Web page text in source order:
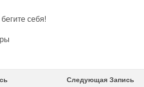
себя!
Следующая Запись